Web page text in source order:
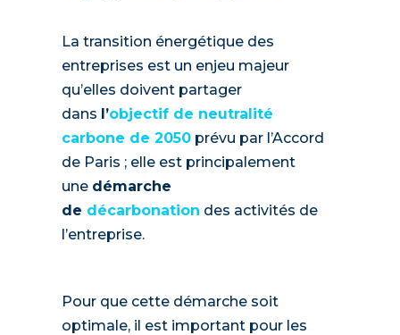
La transition énergétique des
entreprises est un enjeu majeur
qu’elles doivent partager
dans l’objectif de neutralité
carbone de 2050prévu par l’Accord
de Paris ; elle est principalement
une démarche
de décarbonation des activités de
l’entreprise.
Pour que cette démarche soit
optimale, il est important pour les